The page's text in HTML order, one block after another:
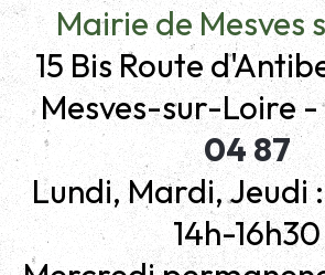
Mairie de Mesves
15 Bis Route
Mesves-sur-Loire -
04 87
Lundi, Mardi, Jeudi
14h-16h30